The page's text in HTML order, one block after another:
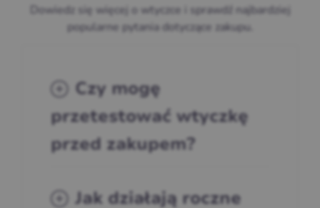
Dowiedz się więcej o wtyczce i sprawdź najbardziej
popularne pytania dotyczące zakupu.
Czy mogę
przetestować wtyczkę
przed zakupem?
Jak działają roczne